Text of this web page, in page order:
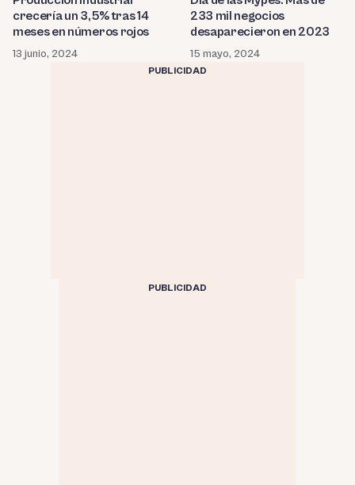
crecería un 3,5% tras 14
meses en números rojos
13 junio, 2024
233 mil negocios
desaparecieron en 2023
15 mayo, 2024
PUBLICIDAD
PUBLICIDAD